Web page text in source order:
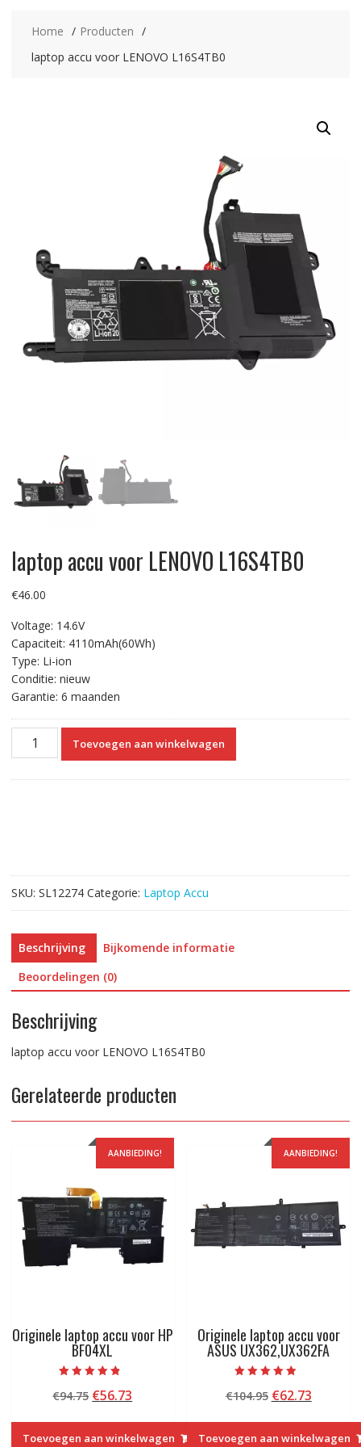
Home
Producten
laptop accu voor LENOVO L16S4TB0
laptop accu voor LENOVO L16S4TB0
€46.00
Voltage: 14.6V
Capaciteit: 4110mAh(60Wh)
Type: Li-ion
Conditie: nieuw
Garantie: 6 maanden
laptop
Toevoegen aan winkelwagen
SKU: SL12274 Categorie: Laptop Accu
Beschrijving
Bijkomende informatie
Beoordelingen (0)
Beschrijving
laptop accu voor LENOVO L16S4TB0
Gerelateerde producten
AANBIEDING!
Originele laptop accu voor HP
BF04XL
met
4.50
€94.75 Oorspronkelijke
was:
€56.73
is:
Toevoegen aan winkelwagen
AANBIEDING!
Originele laptop accu voor
ASUS UX362,UX362FA
5.00
van 5
€104.95
was:
€62.73Huidige
is:
Toevoegen aan winkelwagen